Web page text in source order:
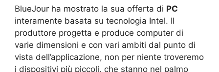
BlueJour ha mostrato la sua offerta di PC
interamente basata su tecnologia Intel. Il
produttore progetta e produce computer di
varie dimensioni e con vari ambiti dal punto di
vista dell’applicazione, non per niente troveremo
i dispositivi più piccoli, che stanno nel palmo